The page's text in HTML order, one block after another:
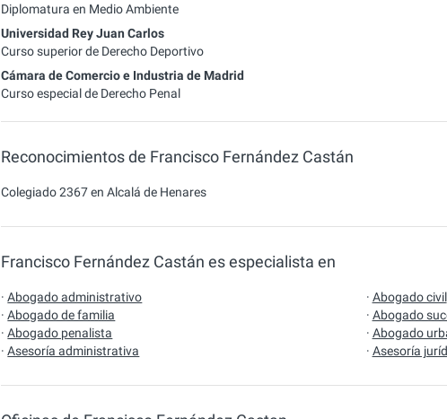
Diplomatura en Medio Ambiente
Universidad Rey Juan Carlos
Curso superior de Derecho Deportivo
Cámara de Comercio e Industria de Madrid
Curso especial de Derecho Penal
Reconocimientos de Francisco Fernández Castán
Colegiado 2367 en Alcalá de Henares
Francisco Fernández Castán es especialista en
·Abogado administrativo · Abogado civil
·Abogado de familia · Abogado
·Abogado penalista · Abogado
·Asesoría administrativa · Asesoría